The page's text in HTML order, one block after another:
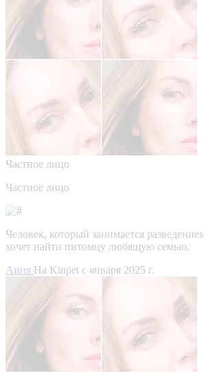
Частное лицо
Частное лицо
Человек, который занимается
хочет найти питомцу любящую семью.
Ания На Kinpet c января 2025 г.